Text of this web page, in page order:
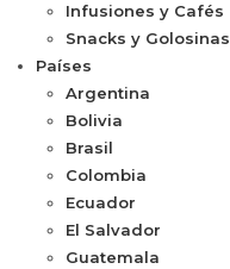
Infusiones y Cafés
Snacks y Golosinas
Países
Argentina
Bolivia
Brasil
Colombia
Ecuador
El Salvador
Guatemala